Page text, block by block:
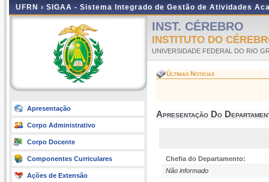
UFRN › SIGAA - Sistema Integrado de Gestão de Atividades
Apresentação
Corpo Administrativo
Corpo Docente
Componentes Curriculares
Ações de Extensão
INST. CÉREBRO
INSTITUTO DO
UNIVERSIDADE FEDERAL DO RIO
Últimas Notícias
Apresentação Do
Chefia do Departamento:
Não informado